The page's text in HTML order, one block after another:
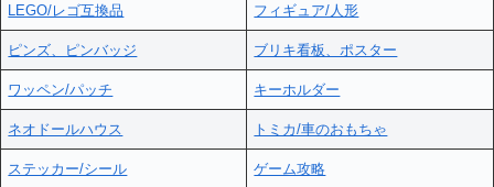
LEGO/レゴ互換品 フィギュア/人形
ピンズ、ピンバッジ ブリキ看板、ポスター
ワッペン/パッチ キーホルダー
ネオドールハウス トミカ/車のおもちゃ
ステッカー/シール ゲーム攻略